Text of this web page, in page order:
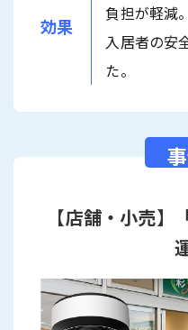
効果
負担が軽減。
入居者の安
た。
【店舗・小売